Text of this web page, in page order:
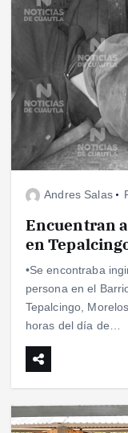
Andres Salas
Encuentran
en
•Se encontraba
persona en el
Tepalcingo,
horas del día de…